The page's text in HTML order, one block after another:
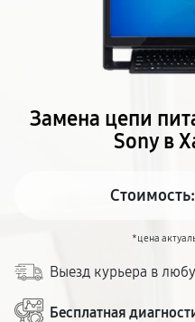
Замена цепи
Sony в
Стоимость:
*цена
Выезд курьера в
Бесплатная